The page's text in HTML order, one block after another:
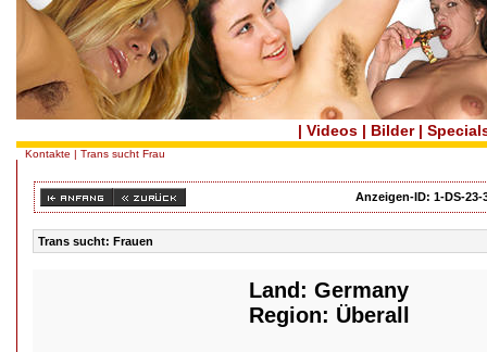
| Videos | Bilder|
Kontakte | Trans sucht Frau
Anzeigen-ID: 1-DS-23-
Trans sucht: Frauen
Land: Germany
Region: Überall